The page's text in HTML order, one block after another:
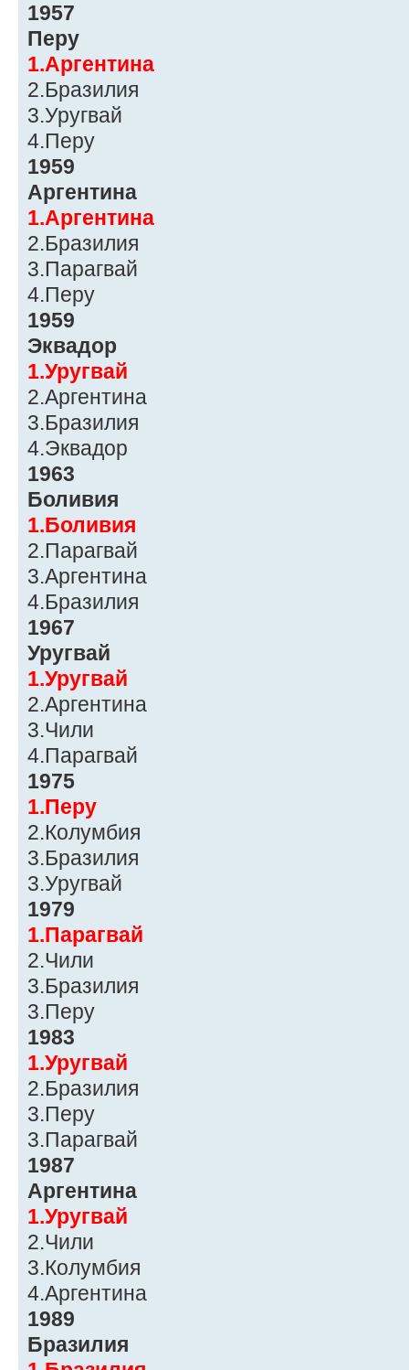
1957
Перу
1.Аргентина
2.Бразилия
3.Уругвай
4.Перу
1959
Аргентина
1.Аргентина
2.Бразилия
3.Парагвай
4.Перу
1959
Эквадор
1.Уругвай
2.Аргентина
3.Бразилия
4.Эквадор
1963
Боливия
1.Боливия
2.Парагвай
3.Аргентина
4.Бразилия
1967
Уругвай
1.Уругвай
2.Аргентина
3.Чили
4.Парагвай
1975
1.Перу
2.Колумбия
3.Бразилия
3.Уругвай
1979
1.Парагвай
2.Чили
3.Бразилия
3.Перу
1983
1.Уругвай
2.Бразилия
3.Перу
3.Парагвай
1987
Аргентина
1.Уругвай
2.Чили
3.Колумбия
4.Аргентина
1989
Бразилия